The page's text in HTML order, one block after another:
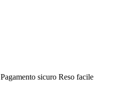
Pagamento sicuro Reso facile